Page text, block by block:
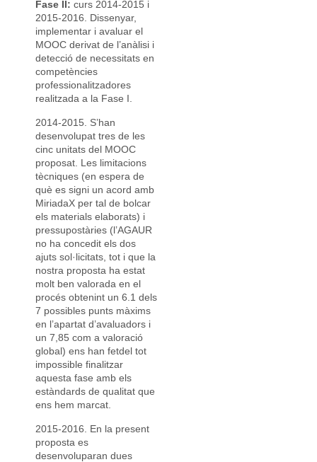
Fase II: curs 2014-2015 i
2015-2016. Dissenyar,
implementar i avaluar el
MOOC derivat de l’anàlisi i
detecció de necessitats en
competències
professionalitzadores
realitzada a la Fase I.
2014-2015. S’han
desenvolupat tres de les
cinc unitats del MOOC
proposat. Les limitacions
tècniques (en espera de
què es signi un acord amb
MiriadaX per tal de bolcar
els materials elaborats) i
pressupostàries (l’AGAUR
no ha concedit els dos
ajuts sol·licitats, tot i que la
nostra proposta ha estat
molt ben valorada en el
procés obtenint un 6.1 dels
7 possibles punts màxims
en l’apartat d’avaluadors i
un 7,85 com a valoració
global) ens han fetdel tot
impossible finalitzar
aquesta fase amb els
estàndards de qualitat que
ens hem marcat.
2015-2016. En la present
proposta es
desenvoluparan dues